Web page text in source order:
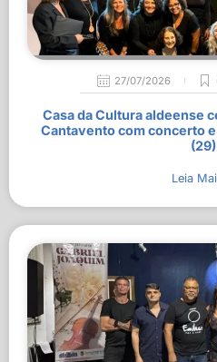
27/07/2026
Casa da Cultura aldeense
Cantavento com concerto
(29)
Leia